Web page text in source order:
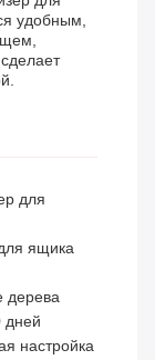
удобным,
для
ящика
дерева
дней
настройка